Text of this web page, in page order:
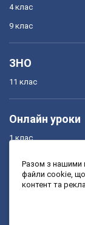
4 клас
9 клас
ЗНО
11 клас
Онлайн уроки
1 клас
3 клас
Разом з нашими
файли cookie,
контент та